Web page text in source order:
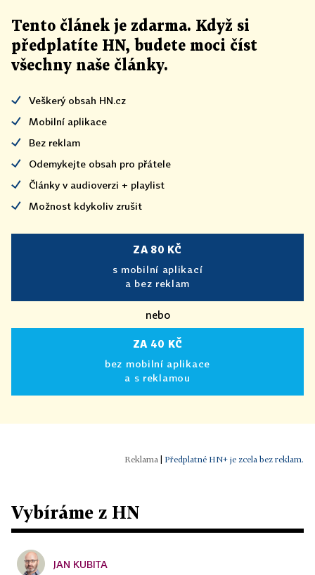
Tento článek je zdarma. Když si
předplatíte HN, budete moci číst
všechny naše články.
Veškerý obsah HN.cz
Mobilní aplikace
Bez reklam
Odemykejte obsah pro přátele
Články v audioverzi + playlist
Možnost kdykoliv zrušit
ZA 80 KČ
s mobilní aplikací
a bez reklam
nebo
ZA 40 KČ
bez mobilní aplikace
a s reklamou
Předplatné HN+ je zcela bez reklam.
Vybíráme z HN
JAN KUBITA